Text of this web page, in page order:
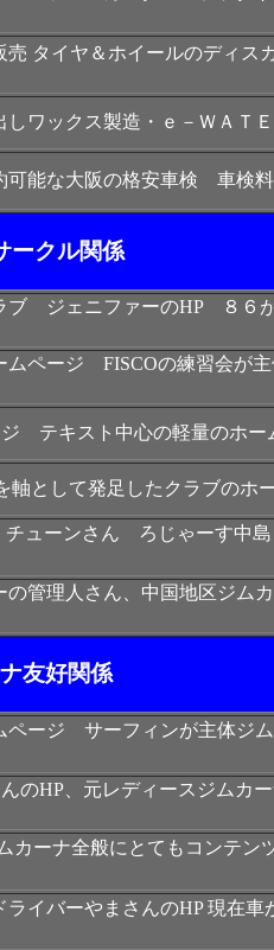
タイヤ＆ホイールのディス
しワックス製造・ｅ－ＷＡＴ
可能な大阪の格安車検 車検
ークル関係
ブ ジェニファーのHP ８６
ムページ FISCOの練習会が
テキスト中心の軽量のホー
軸として発足したクラブのホ
ューンさん ろじゃーす中島
の管理人さん、中国地区ジム
友好関係
ページ サーフィンが主体ジ
のHP、元レディースジムカ
カーナ全般にとてもコンテン
イバーやまさんのHP 現在車